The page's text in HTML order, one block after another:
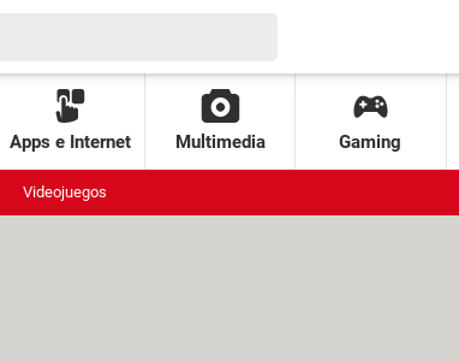
Apps e Internet Multimedia Gaming
Videojuegos